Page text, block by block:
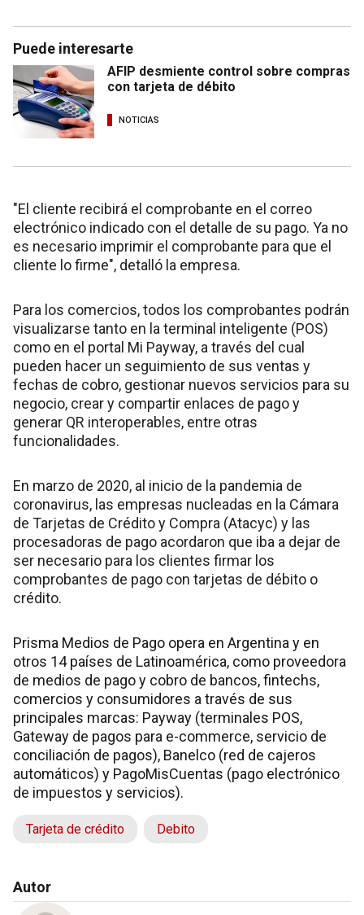
Puede interesarte
AFIP desmiente control sobre compras
con tarjeta de débito
NOTICIAS
"El cliente recibirá el comprobante en el correo
electrónico indicado con el detalle de su pago. Ya no
es necesario imprimir el comprobante para que el
cliente lo firme", detalló la empresa.
Para los comercios, todos los comprobantes podrán
visualizarse tanto en la terminal inteligente (POS)
como en el portal Mi Payway, a través del cual
pueden hacer un seguimiento de sus ventas y
fechas de cobro, gestionar nuevos servicios para su
negocio, crear y compartir enlaces de pago y
generar QR interoperables, entre otras
funcionalidades.
En marzo de 2020, al inicio de la pandemia de
coronavirus, las empresas nucleadas en la Cámara
de Tarjetas de Crédito y Compra (Atacyc) y las
procesadoras de pago acordaron que iba a dejar de
ser necesario para los clientes firmar los
comprobantes de pago con tarjetas de débito o
crédito.
Prisma Medios de Pago opera en Argentina y en
otros 14 países de Latinoamérica, como proveedora
de medios de pago y cobro de bancos, fintechs,
comercios y consumidores a través de sus
principales marcas: Payway (terminales POS,
Gateway de pagos para e-commerce, servicio de
conciliación de pagos), Banelco (red de cajeros
automáticos) y PagoMisCuentas (pago electrónico
de impuestos y servicios).
Tarjeta de crédito Debito
Autor